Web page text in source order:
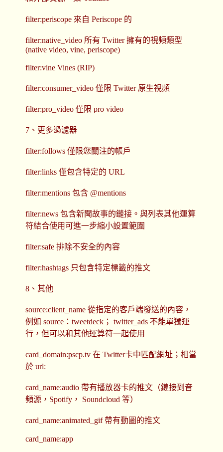
filter:periscope 來自 Periscope 的
filter:native_video 所有 Twitter 擁有的視頻類型
(native video, vine, periscope)
filter:vine Vines (RIP)
filter:consumer_video 僅限 Twitter 原生視頻
filter:pro_video 僅限 pro video
7、更多過濾器
filter:follows 僅限您關注的帳戶
filter:links 僅包含特定的 URL
filter:mentions 包含 @mentions
filter:news 包含新聞故事的鏈接。與列表其他運算
符結合使用可進一步縮小設置範圍
filter:safe 排除不安全的內容
filter:hashtags 只包含特定標籤的推文
8、其他
source:client_name 從指定的客戶端發送的內容，
例如 source：tweetdeck； twitter_ads 不能單獨運
行，但可以和其他運算符一起使用
card_domain:pscp.tv 在 Twitter卡中匹配網址；相當
於 url:
card_name:audio 帶有播放器卡的推文（鏈接到音
頻源，Spotify， Soundcloud 等）
card_name:animated_gif 帶有動圖的推文
card_name:app